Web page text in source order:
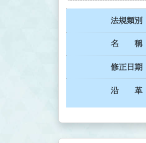
法規類別
名 稱
修正日期
沿 革